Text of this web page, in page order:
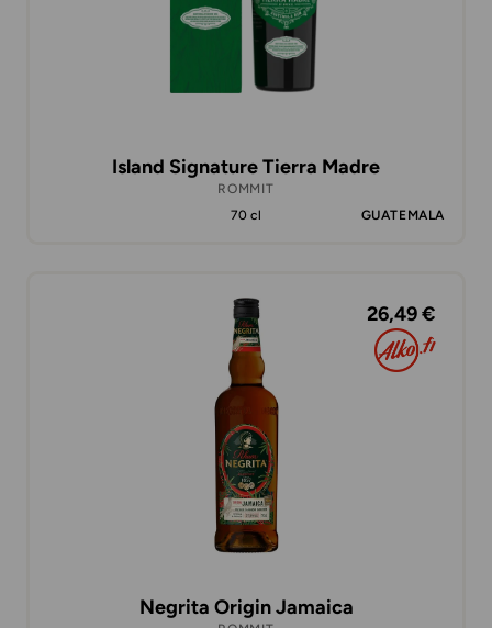
Island Signature Tierra Madre
ROMMIT
70 cl
GUATEMALA
26,49 €
Negrita Origin Jamaica